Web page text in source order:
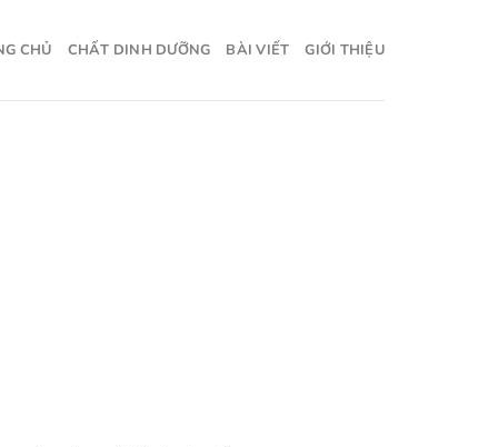
CHỦ CHẤT DINH DƯỠNG BÀI VIẾT GIỚI THIỆU